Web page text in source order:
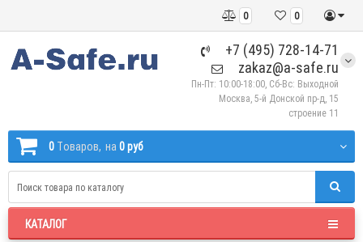
0
0
+7 (495) 728-14-71
zakaz@a-safe.ru
Пн-Пт: 10:00-18:00, Сб-Вс: Выходной
Москва, 5-й Донской пр-д, 15
строение 11
0 Tоваров, на 0 руб
КАТАЛОГ